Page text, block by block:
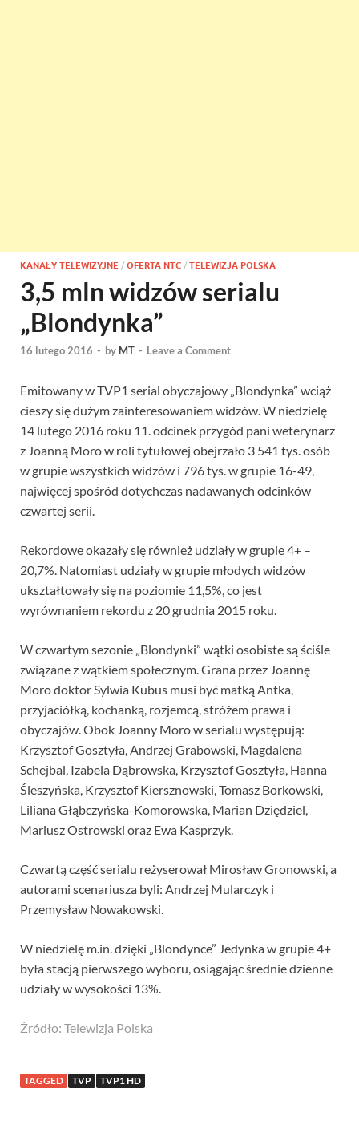
KANAŁY TELEWIZYJNE / OFERTA NTC / TELEWIZJA POLSKA
3,5 mln widzów serialu
„Blondynka”
16 lutego 2016 - by MT - Leave a Comment
Emitowany w TVP1 serial obyczajowy „Blondynka” wciąż
cieszy się dużym zainteresowaniem widzów. W niedzielę
14 lutego 2016 roku 11. odcinek przygód pani weterynarz
z Joanną Moro w roli tytułowej obejrzało 3 541 tys. osób
w grupie wszystkich widzów i 796 tys. w grupie 16-49,
najwięcej spośród dotychczas nadawanych odcinków
czwartej serii.
Rekordowe okazały się również udziały w grupie 4+ –
20,7%. Natomiast udziały w grupie młodych widzów
ukształtowały się na poziomie 11,5%, co jest
wyrównaniem rekordu z 20 grudnia 2015 roku.
W czwartym sezonie „Blondynki” wątki osobiste są ściśle
związane z wątkiem społecznym. Grana przez Joannę
Moro doktor Sylwia Kubus musi być matką Antka,
przyjaciółką, kochanką, rozjemcą, stróżem prawa i
obyczajów. Obok Joanny Moro w serialu występują:
Krzysztof Gosztyła, Andrzej Grabowski, Magdalena
Schejbal, Izabela Dąbrowska, Krzysztof Gosztyła, Hanna
Śleszyńska, Krzysztof Kiersznowski, Tomasz Borkowski,
Liliana Głąbczyńska-Komorowska, Marian Dziędziel,
Mariusz Ostrowski oraz Ewa Kasprzyk.
Czwartą część serialu reżyserował Mirosław Gronowski, a
autorami scenariusza byli: Andrzej Mularczyk i
Przemysław Nowakowski.
W niedzielę m.in. dzięki „Blondynce” Jedynka w grupie 4+
była stacją pierwszego wyboru, osiągając średnie dzienne
udziały w wysokości 13%.
Źródło: Telewizja Polska
TAGGED TVP TVP1 HD